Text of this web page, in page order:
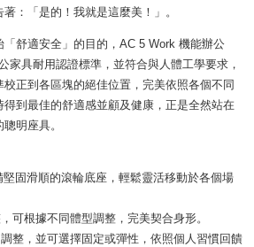
：「是的！我就是這麼美！」。
舒適安全」的目的，AC 5 Work 機能辦公
家具耐用認證標準，並符合與人體工學要求，
正到各區塊的絕佳位置，完美依照各個不同
到最佳的舒適感並顧及健康，正是全然站在
明座具。
固滑順的滾輪底座，輕鬆靈活移動於各個場
可根據不同體型調整，完美契合身形。
整，並可選擇固定或彈性，依照個人習慣回饋